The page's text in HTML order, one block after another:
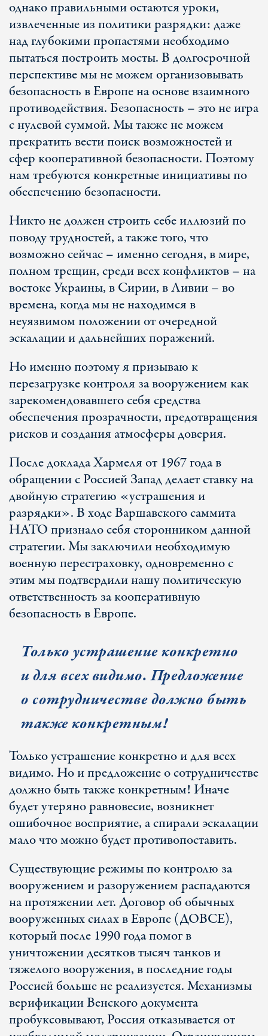
однако правильными остаются уроки,
извлеченные из политики разрядки: даже
над глубокими пропастями необходимо
пытаться построить мосты. В долгосрочной
перспективе мы не можем организовывать
безопасность в Европе на основе взаимного
противодействия. Безопасность – это не игра
с нулевой суммой. Мы также не можем
прекратить вести поиск возможностей и
сфер кооперативной безопасности. Поэтому
нам требуются конкретные инициативы по
обеспечению безопасности.
Никто не должен строить себе иллюзий по
поводу трудностей, а также того, что
возможно сейчас – именно сегодня, в мире,
полном трещин, среди всех конфликтов – на
востоке Украины, в Сирии, в Ливии – во
времена, когда мы не находимся в
неуязвимом положении от очередной
эскалации и дальнейших поражений.
Но именно поэтому я призываю к
перезагрузке контроля за вооружением как
зарекомендовавшего себя средства
обеспечения прозрачности, предотвращения
рисков и создания атмосферы доверия.
После доклада Хармеля от 1967 года в
обращении с Россией Запад делает ставку на
двойную стратегию «устрашения и
разрядки». В ходе Варшавского саммита
НАТО признало себя сторонником данной
стратегии. Мы заключили необходимую
военную перестраховку, одновременно с
этим мы подтвердили нашу политическую
ответственность за кооперативную
безопасность в Европе.
Только устрашение конкретно
и для всех видимо. Предложение
о сотрудничестве должно быть
также конкретным!
Только устрашение конкретно и для всех
видимо. Но и предложение о сотрудничестве
должно быть также конкретным! Иначе
будет утеряно равновесие, возникнет
ошибочное восприятие, а спирали эскалации
мало что можно будет противопоставить.
Существующие режимы по контролю за
вооружением и разоружением распадаются
на протяжении лет. Договор об обычных
вооруженных силах в Европе (ДОВСЕ),
который после 1990 года помог в
уничтожении десятков тысяч танков и
тяжелого вооружения, в последние годы
Россией больше не реализуется. Механизмы
верификации Венского документа
пробуксовывают, Россия отказывается от